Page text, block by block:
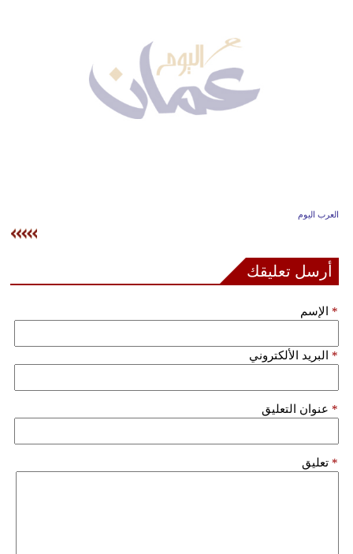
بيئة
أبراج
سيارات
العرب اليوم
أرسل تعليقك
الإسم *
البريد الألكتروني *
عنوان التعليق *
تعليق *